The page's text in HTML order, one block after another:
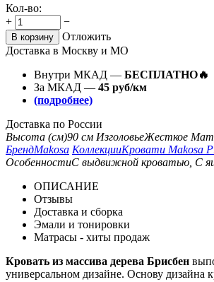
Кол-во:
+
−
В корзину
Отложить
Доставка в Москву и МО
Внутри МКАД — БЕСПЛАТНО🔥
За МКАД — 45 руб/км
(подробнее)
Доставка по России
Высота (см)90 см ИзголовьеЖесткое
БрендMakosa КоллекцииКровати Makosa
ОсобенностиС выдвижной кроватью, С
ОПИСАНИЕ
Отзывы
Доставка и сборка
Эмали и тонировки
Матрасы - хиты продаж
Кровать из массива дерева Брисбен
универсальном дизайне. Основу дизайна